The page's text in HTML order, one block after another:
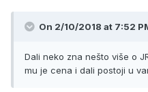
On 2/10/2018 at 7:52
Dali neko zna nešto više o
mu je cena i dali postoji u